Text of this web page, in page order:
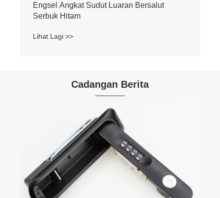
Engsel Angkat Sudut Luaran Bersalut
Serbuk Hitam
Lihat Lagi >>
Cadangan Berita